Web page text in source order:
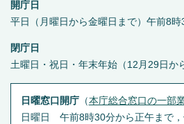
開庁日
平日（月曜日から金曜日まで）午前8
閉庁日
土曜日・祝日・年末年始（12月29日か
日曜窓口開庁（本庁総合窓口の一部
日曜日 午前8時30分から正午まで